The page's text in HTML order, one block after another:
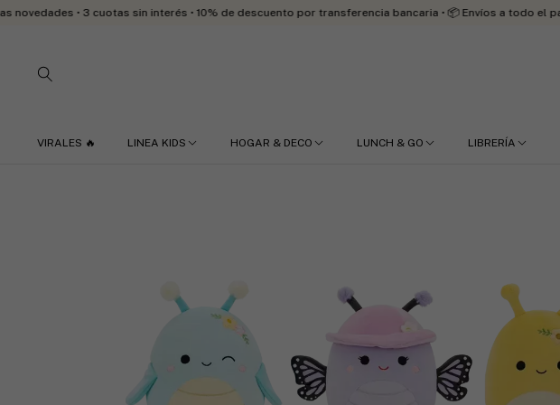
• 3 cuotas sin interés • 10% de descuento por transferencia bancaria • 📦 Envíos a todo el país
VIRALES 🔥 LINEA KIDS HOGAR & DECO LUNCH & GO LIBRERÍA